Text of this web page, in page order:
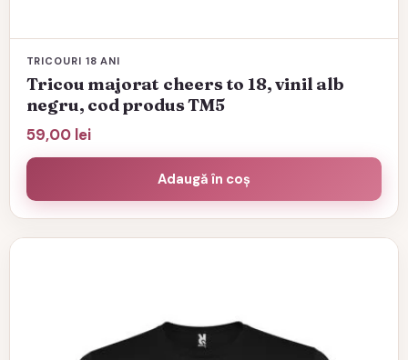
TRICOURI 18 ANI
Tricou majorat cheers to 18, vinil alb
negru, cod produs TM5
59,00 lei
Adaugă în coș
Acest